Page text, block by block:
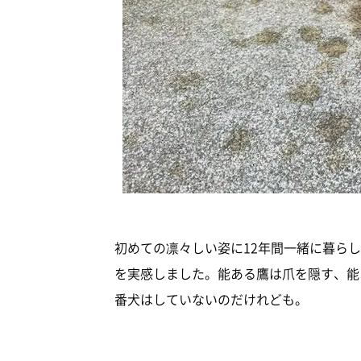
初めての凛々しい姿に12年間一緒に暮ら
を実感しました。能ある鷹は爪を隠す、
番犬はしていないのだけれども。